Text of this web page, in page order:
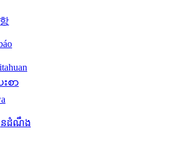
စာ
នដំណឹង